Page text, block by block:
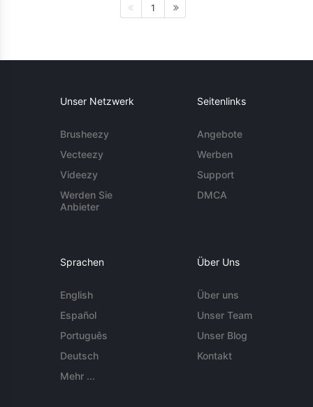
1
Unser Netzwerk
Brusheezy
Vecteezy
Videezy
Werden Sie
Anbieter
Seitenlinks
Angebote
Werben
Support
DMCA
Sprachen
English
Español
Português
Deutsch
Mehr ...
Über Uns
Über uns
Unser Team
Unser Blog
Kontakt